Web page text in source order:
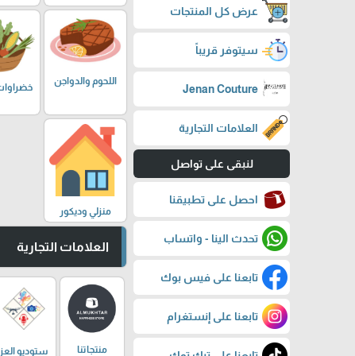
عرض كل المنتجات
سيتوفر قريباً
Jenan Couture
العلامات التجارية
لنبقى على تواصل
احصل على تطبيقنا
تحدث الينا - واتساب
تابعنا على فيس بوك
تابعنا على إنستغرام
اللحوم والدواجن
منزلي وديكور
العلامات التجارية
منتجاتنا ستوديو العز